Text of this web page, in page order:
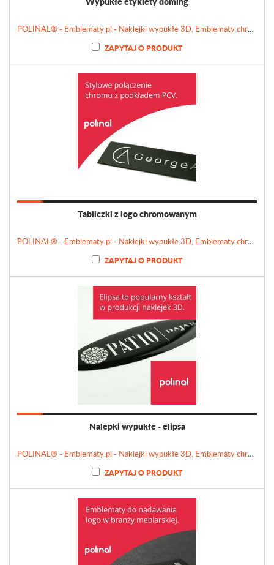
POLINAL® - Emblematy.pl - Naklejki wypukłe 3D, Emblematy chromowane, Tabliczki, Etykiety
ZAPYTAJ O PRODUKT
Tabliczki z logo chromowanym
POLINAL® - Emblematy.pl - Naklejki wypukłe 3D, Emblematy chromowane, Tabliczki, Etykiety
ZAPYTAJ O PRODUKT
Nalepki wypukłe - elipsa
POLINAL® - Emblematy.pl - Naklejki wypukłe 3D, Emblematy chromowane, Tabliczki, Etykiety
ZAPYTAJ O PRODUKT